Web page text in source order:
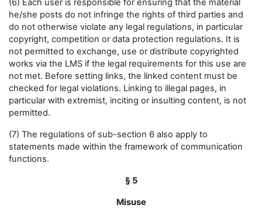
(6) Each user is responsible for ensuring that the material
he/she posts do not infringe the rights of third parties and
do not otherwise violate any legal regulations, in particular
copyright, competition or data protection regulations. It is
not permitted to exchange, use or distribute copyrighted
works via the LMS if the legal requirements for this use are
not met. Before setting links, the linked content must be
checked for legal violations. Linking to illegal pages, in
particular with extremist, inciting or insulting content, is not
permitted.
(7) The regulations of sub-section 6 also apply to
statements made within the framework of communication
functions.
§ 5
Misuse